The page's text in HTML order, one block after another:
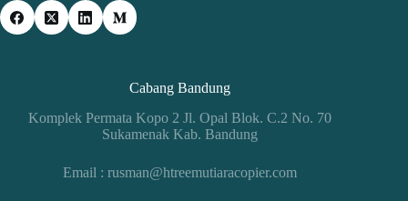
Cabang Bandung
Komplek Permata Kopo 2 Jl. Opal Blok. C.2 No. 70
Sukamenak Kab. Bandung
Email : rusman@htreemutiaracopier.com